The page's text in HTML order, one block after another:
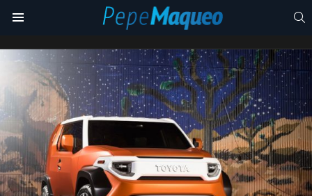
FT-
Latest
stories